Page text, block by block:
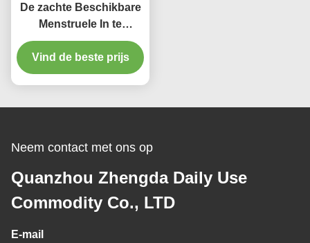
De zachte Beschikbare
Menstruele In te
ademen Stootkussens
van de Maandverband
Vrouwelijke Zware
Vind de beste prijs
Neem contact met ons op
Quanzhou Zhengda Daily Use
Commodity Co., LTD
E-mail